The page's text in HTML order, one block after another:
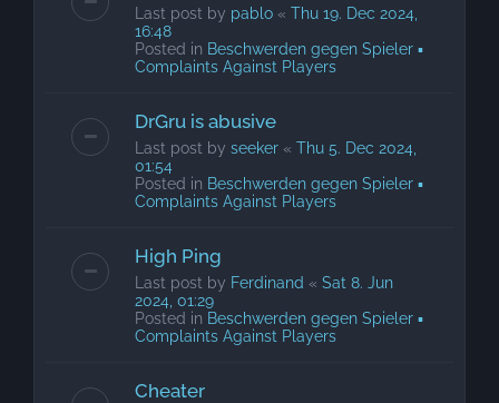
Last post by pablo « Thu 19. Dec 2024,
16:48
Posted in Beschwerden gegen Spieler ▪
Complaints Against Players
DrGru is abusive
Last post by seeker « Thu 5. Dec 2024,
01:54
Posted in Beschwerden gegen Spieler ▪
Complaints Against Players
High Ping
Last post by Ferdinand « Sat 8. Jun
2024, 01:29
Posted in Beschwerden gegen Spieler ▪
Complaints Against Players
Cheater